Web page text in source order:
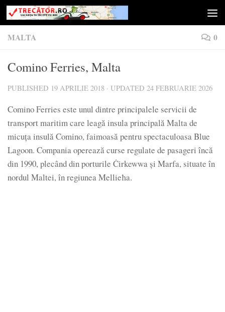
Skip to content
MALTA 0
Comino Ferries, Malta
PUBLISHED 19 APRILIE 2018 · UPDATED 24 FEBRUARIE 2026
Comino Ferries este unul dintre principalele servicii de
transport maritim care leagă insula principală Malta de
micuța insulă Comino, faimoasă pentru spectaculoasa Blue
Lagoon. Compania operează curse regulate de pasageri încă
din 1990, plecând din porturile Ċirkewwa și Marfa, situate în
nordul Maltei, în regiunea Mellieħa.